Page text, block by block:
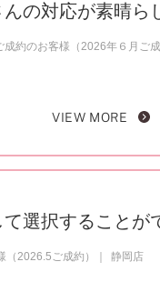
の対応が素晴ら
成約のお客様（2026年６月ご成
VIEW MORE
選択することが
（2026.5ご成約） 静岡店